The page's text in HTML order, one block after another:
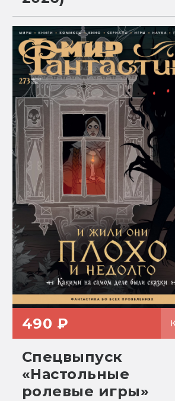
490 ₽
Спецвыпуск
«Настольные
ролевые игры»